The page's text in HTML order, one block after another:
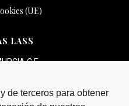
(UE)
LASS
C.F.
de terceros para obtener